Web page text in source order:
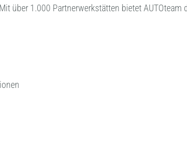
über 1.000 Partnerwerkstätten bietet